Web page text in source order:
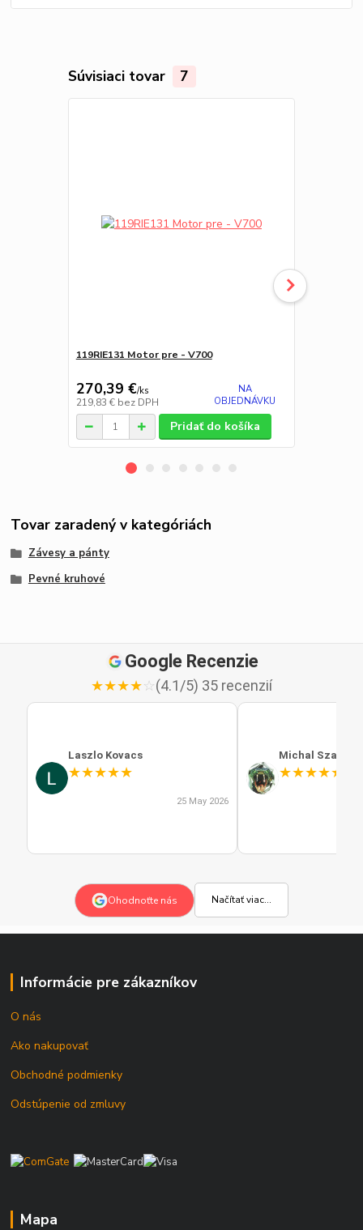
Súvisiaci tovar 7
119RIE131 Motor pre - V700
270,39 €/ks
219,83 € bez DPH
NA
OBJEDNÁVKU
Pridať do košíka
Tovar zaradený v kategóriách
Závesy a pánty
Pevné kruhové
Google Recenzie
★★★★☆(4.1/5) 35 recenzií
Laszlo Kovacs
★★★★★
25 May 2026
Michal Szabo
★★★★★
Ohodnoťte nás Načítať viac...
Informácie pre zákazníkov
O nás
Ako nakupovať
Obchodné podmienky
Odstúpenie od zmluvy
Mapa